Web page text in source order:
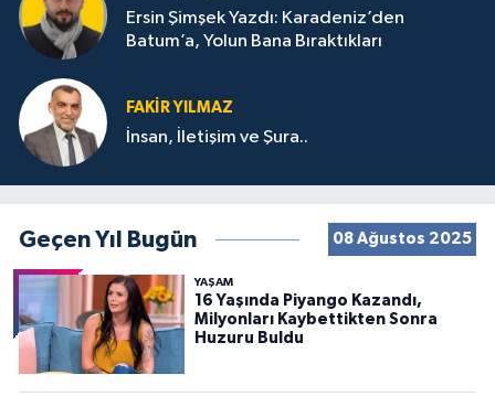
Ersin Şimşek Yazdı: Karadeniz’den
Batum’a, Yolun Bana Bıraktıkları
FAKIR YILMAZ
İnsan, İletişim ve Şura..
Geçen Yıl Bugün 08 Ağustos 2025
YAŞAM
16 Yaşında Piyango Kazandı,
Milyonları Kaybettikten Sonra
Huzuru Buldu